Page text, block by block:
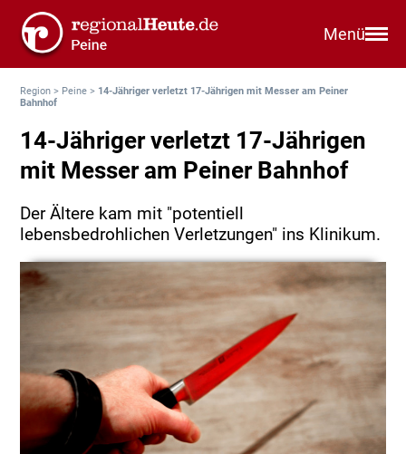
Menü
Region > Peine > 14-Jähriger verletzt 17-Jährigen mit Messer am Peiner
Bahnhof
14-Jähriger verletzt 17-Jährigen
mit Messer am Peiner Bahnhof
Der Ältere kam mit "potentiell
lebensbedrohlichen Verletzungen" ins Klinikum.